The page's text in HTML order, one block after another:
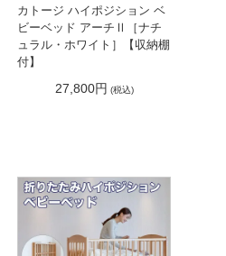
カトージ ハイポジション ベ
ビーベッド アーチⅡ［ナチ
ュラル・ホワイト］【収納棚
付】
27,800円 (税込)